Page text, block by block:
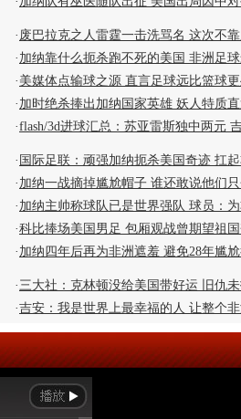
· 废巴拉克之人雷霆一击洗骂名 这次不
· 加纳靠什么扼杀跑不死的美国 非洲足
· 美媒体点输球之源 直言足球远比篮球
· 加时绝杀捧出加纳国家英雄 妖人特质
·flash/3d进球汇总：苏亚雷斯独中两元
· 国际足联：顽强加纳扼杀美国奇迹 扛
· 加纳一战摘掉尴尬帽子 谁还敢说他们
· 加纳主帅称球队已是世界强队 球员：
·科比捧场美国男足 包厢观战曾期望祖
· 加纳四年后再为非洲遮羞 避免28年尴
·三大社：克林顿没给美国带好运 旧仇
·吉安：我是世界上最幸福的人 让整个